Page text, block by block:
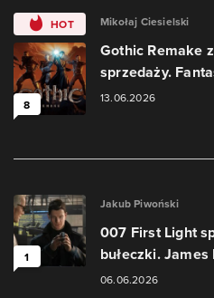
HOT
8
Mikołaj Ciesielski
Gothic Remake
sprzedaży.
13.06.2026
1
Jakub Piwoński
007 First Light
bułeczki.
06.06.2026